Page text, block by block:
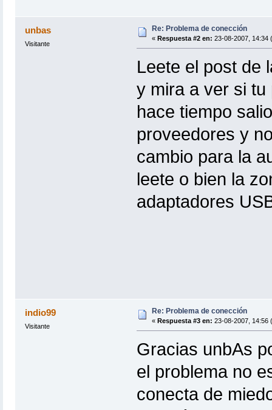
unbas
Visitante
Re: Problema de conección
« Respuesta #2 en: 23-08-2007, 14:34
Leete el post de
y mira a ver si
hace tiempo
proveedores y
cambio para la
leete o bien la
adaptadores
indio99
Visitante
Re: Problema de conección
« Respuesta #3 en: 23-08-2007, 14:56
Gracias unbAs
el problema no
conecta de